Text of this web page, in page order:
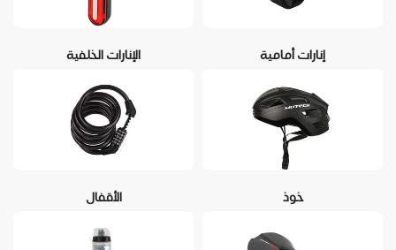
إنارات أمامية الإنارات الخلفية
خوذ الأقفال